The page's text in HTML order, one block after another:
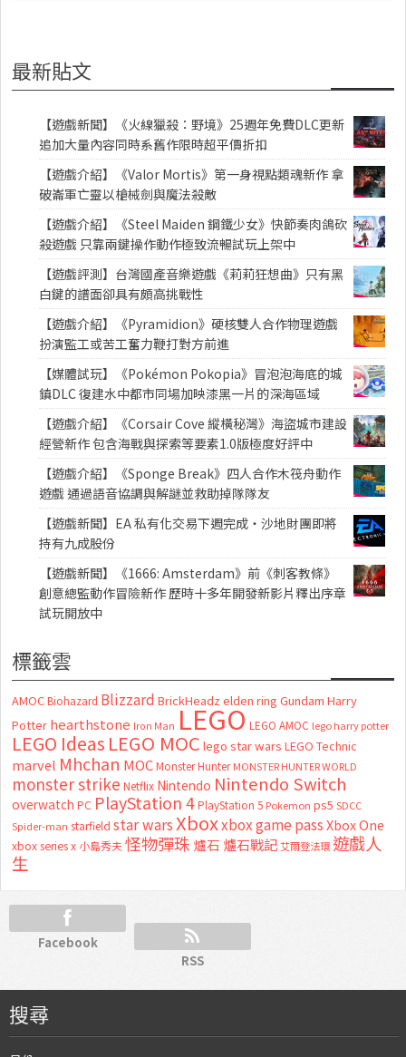
最新貼文
【遊戲新聞】《火線獵殺：野境》25週年免費DLC更新
追加大量內容同時系舊作限時超平價折扣
【遊戲介紹】《Valor Mortis》第一身視點類魂新作 拿
破崙軍亡靈以槍械劍與魔法殺敵
【遊戲介紹】《Steel Maiden 鋼鐵少女》快節奏肉鴿砍
殺遊戲 只靠兩鍵操作動作極致流暢試玩上架中
【遊戲評測】台灣國產音樂遊戲《莉莉狂想曲》只有黑
白鍵的譜面卻具有頗高挑戰性
【遊戲介紹】《Pyramidion》硬核雙人合作物理遊戲
扮演監工或苦工奮力鞭打對方前進
【媒體試玩】《Pokémon Pokopia》冒泡泡海底的城
鎮DLC 復建水中都市同場加映漆黑一片的深海區域
【遊戲介紹】《Corsair Cove 縱橫秘灣》海盜城市建設
經營新作 包含海戰與探索等要素1.0版極度好評中
【遊戲介紹】《Sponge Break》四人合作木筏舟動作
遊戲 通過語音協調與解謎並救助掉隊隊友
【遊戲新聞】EA 私有化交易下週完成・沙地財團即將
持有九成股份
【遊戲新聞】《1666: Amsterdam》前《刺客教條》
創意總監動作冒險新作 歷時十多年開發新影片釋出序章
試玩開放中
標籤雲
AMOC Biohazard Blizzard BrickHeadz elden ring Gundam Harry
Potter hearthstone Iron Man LEGO LEGO AMOC lego harry potter
LEGO Ideas LEGO MOC lego star wars LEGO Technic
marvel Mhchan MOC Monster Hunter MONSTER HUNTER WORLD
monster strike Netflix Nintendo Nintendo Switch
overwatch PC PlayStation 4 PlayStation 5 Pokemon ps5 SDCC
Spider-man starfield star warsXboxxbox game passXbox One
xbox series x 小島秀夫怪物彈珠 爐石 爐石戰記艾爾登法環 遊戲人
生
Facebook
RSS
搜尋